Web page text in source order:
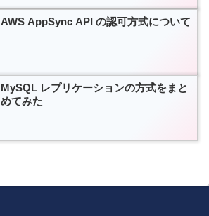
AWS AppSync API の認可方式について
MySQL レプリケーションの方式をまと
めてみた